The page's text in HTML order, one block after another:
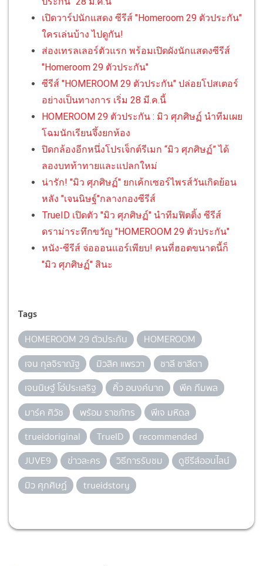
เปิดวาร์ปนักแสดง ซีรีส์ "Homeroom 29 ตัวประกัน"
ใครเล่นบ้าง ไปดูกัน!
ส่องเทรลเลอร์ตัวแรก พร้อมเปิดผังนักแสดงซีรีส์
"Homeroom 29 ตัวประกัน"
ซีรีส์ "HOMEROOM 29 ตัวประกัน" ปล่อยโปสเตอร์
อย่างเป็นทางการ เริ่ม 28 มี.ค.นี้
HOMEROOM 29 ตัวประกัน : มิว ศุภศิษฏ์ นำทีมเผย
โฉมนักเรียนจึ้งยกห้อง
ปิดกล้องอีกหนึ่งโปรเจ็กต์รีเมก “มิว ศุภศิษฏ์” ได้
ลองบทท้าทายและแปลกใหม่
น่ารัก! "มิว ศุภศิษฏ์" ยกเค้กเซอร์ไพรส์วันเกิดย้อน
หลัง "เจนนิษฐ์"กลางกองซีรีส์
TrueID เปิดตัว "มิว ศุภศิษฏ์" นำทีมฟิตติ้ง ซีรีส์
ดราม่าระทึกขวัญ "HOMEROOM 29 ตัวประกัน"
หนัง-ซีรีส์ จ่อออนแอร์เพียบ! คนที่ฮอตขนาดนี้ก็
"มิว ศุภศิษฏ์" สินะ
Tags
HOMEROOM 29 ตัวประกัน
HOMEROOM
เจน กุลจิราณัฐ
มิวสิค แพรวา
ชาลี ชาลีดา
เจนนิษฐ์ โอ่ประเสริฐ
คิ้ว อนงค์นาถ
พีค ภีมพล
มาร์ค ศิวัช
พร้อม ราชภัทร
พีเจ มหิดล
trueidoriginal
TrueID
recommended
JUVE9
ข่าวละคร วิธีการรับชม
ดูซีรีส์ออนไลน์
มิว ศุภศิษฏ์
trueidstory